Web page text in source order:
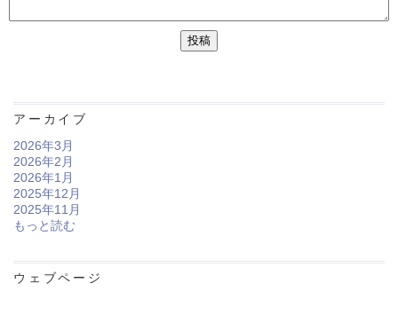
アーカイブ
2026年3月
2026年2月
2026年1月
2025年12月
2025年11月
もっと読む
ウェブページ